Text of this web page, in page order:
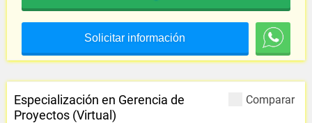
Solicitar información
Comparar
Especialización en Gerencia de
Proyectos (Virtual)